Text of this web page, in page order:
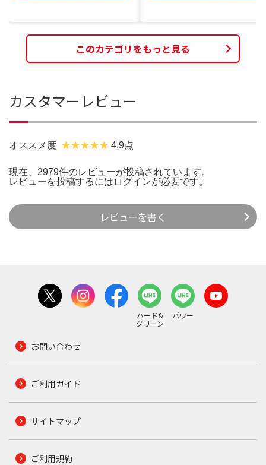
このカテゴリをもっと見る
カスタマーレビュー
オススメ度 4.9点
現在、2979件のレビューが投稿されています。
レビューを投稿するには ログインが必要です。
レビューを書く
ハード&
グリーン
パワー
お問い合わせ
ご利用ガイド
サイトマップ
ご利用規約